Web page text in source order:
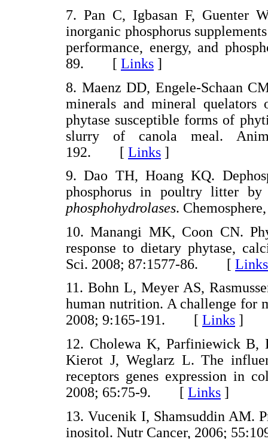
7. Pan C, Igbasan F, Guenter
inorganic phosphorus
performance, energy, and
89. [ Links ]
8. Maenz DD, Engele-Schaan
minerals and mineral quelators
phytase susceptible forms of
slurry of canola meal.
192. [ Links ]
9. Dao TH, Hoang KQ.
phosphorus in poultry litter
phosphohydrolases.
10. Manangi MK, Coon CN.
response to dietary phytase,
Sci. 2008; 87:1577-86. [ Links
11. Bohn L, Meyer AS,
human nutrition. A challenge for
2008; 9:165-191. [ Links ]
12. Cholewa K, Parfiniewick B,
Kierot J, Weglarz L. The
receptors genes expression in
2008; 65:75-9. [ Links ]
13. Vucenik I, Shamsuddin AM.
inositol. Nutr Cancer, 2006;